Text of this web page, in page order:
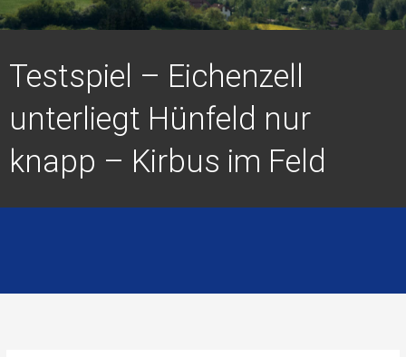
Testspiel – Eichenzell
unterliegt Hünfeld nur
knapp – Kirbus im Feld